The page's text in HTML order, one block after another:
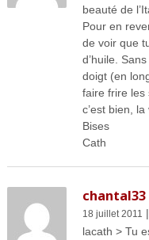
beauté de
Pour en
de voir que
d’huile.
doigt (en
faire frire les
c’est bien, la
Bises
Cath
chantal33
18 juillet 2011 |
lacath > Tu